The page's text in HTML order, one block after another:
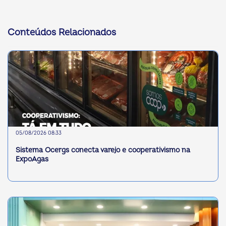
Conteúdos Relacionados
05/08/2026 08:33
Sistema Ocergs conecta varejo e cooperativismo na
ExpoAgas